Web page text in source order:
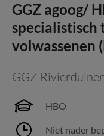
GGZ agoog/
specialistisch
volwassenen
GGZ
HBO
Niet nader